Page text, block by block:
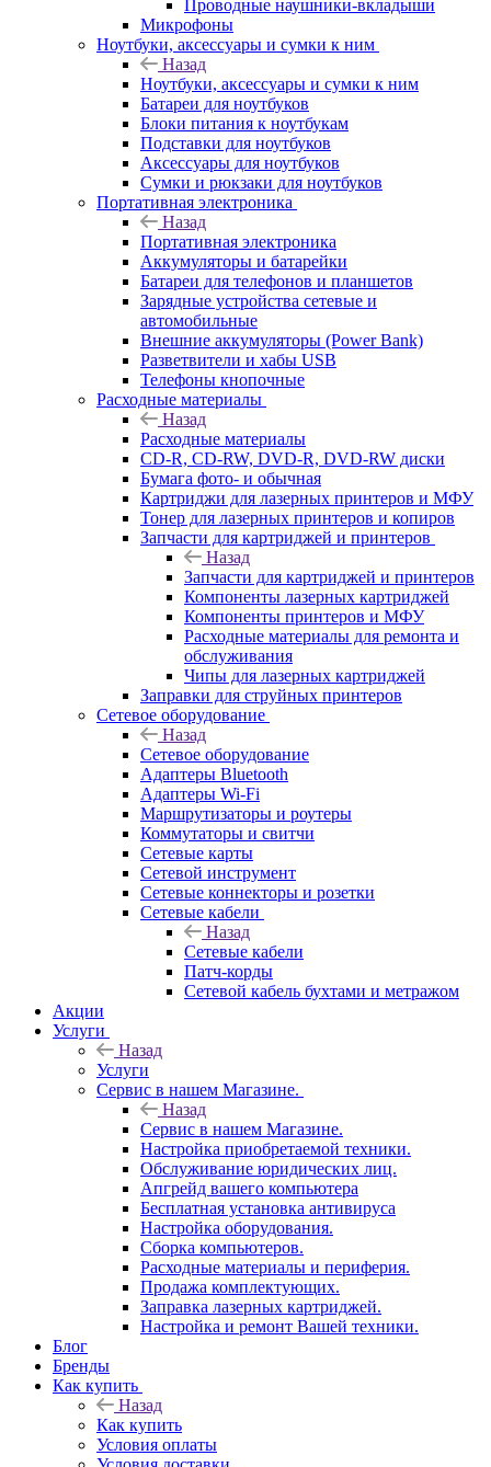
Проводные наушники-вкладыши
Микрофоны
Ноутбуки, аксессуары и сумки к ним
Назад
Ноутбуки, аксессуары и сумки к ним
Батареи для ноутбуков
Блоки питания к ноутбукам
Подставки для ноутбуков
Аксессуары для ноутбуков
Сумки и рюкзаки для ноутбуков
Портативная электроника
Назад
Портативная электроника
Аккумуляторы и батарейки
Батареи для телефонов и планшетов
Зарядные устройства сетевые и
автомобильные
Внешние аккумуляторы (Power Bank)
Разветвители и хабы USB
Телефоны кнопочные
Расходные материалы
Назад
Расходные материалы
CD-R, CD-RW, DVD-R, DVD-RW диски
Бумага фото- и обычная
Картриджи для лазерных принтеров и МФУ
Тонер для лазерных принтеров и копиров
Запчасти для картриджей и принтеров
Назад
Запчасти для картриджей и принтеров
Компоненты лазерных картриджей
Компоненты принтеров и МФУ
Расходные материалы для ремонта и
обслуживания
Чипы для лазерных картриджей
Заправки для струйных принтеров
Сетевое оборудование
Назад
Сетевое оборудование
Адаптеры Bluetooth
Адаптеры Wi-Fi
Маршрутизаторы и роутеры
Коммутаторы и свитчи
Сетевые карты
Сетевой инструмент
Сетевые коннекторы и розетки
Сетевые кабели
Назад
Сетевые кабели
Патч-корды
Сетевой кабель бухтами и метражом
Акции
Услуги
Назад
Услуги
Сервис в нашем Магазине.
Назад
Сервис в нашем Магазине.
Настройка приобретаемой техники.
Обслуживание юридических лиц.
Апгрейд вашего компьютера
Бесплатная установка антивируса
Настройка оборудования.
Сборка компьютеров.
Расходные материалы и периферия.
Продажа комплектующих.
Заправка лазерных картриджей.
Настройка и ремонт Вашей техники.
Блог
Бренды
Как купить
Назад
Как купить
Условия оплаты